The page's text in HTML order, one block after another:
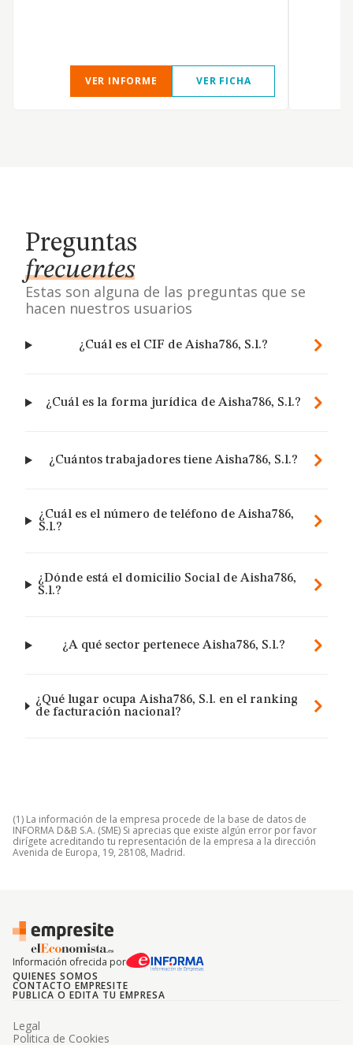
VER INFORME VER FICHA
Preguntas
frecuentes
Estas son alguna de las preguntas que se
hacen nuestros usuarios
¿Cuál es el CIF de Aisha786, S.l.?
¿Cuál es la forma jurídica de Aisha786, S.l.?
¿Cuántos trabajadores tiene Aisha786, S.l.?
¿Cuál es el número de teléfono de Aisha786,
S.l.?
¿Dónde está el domicilio Social de Aisha786,
S.l.?
¿A qué sector pertenece Aisha786, S.l.?
¿Qué lugar ocupa Aisha786, S.l. en el ranking
de facturación nacional?
(1) La información de la empresa procede de la base de datos de
INFORMA D&B S.A. (SME) Si aprecias que existe algún error por favor
dirígete acreditando tu representación de la empresa a la dirección
Avenida de Europa, 19, 28108, Madrid.
Información ofrecida por
QUIENES SOMOS
CONTACTO EMPRESITE
PUBLICA O EDITA TU EMPRESA
Legal
Politica de Cookies